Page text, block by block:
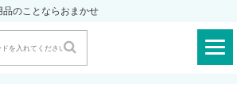
のことならおまかせ